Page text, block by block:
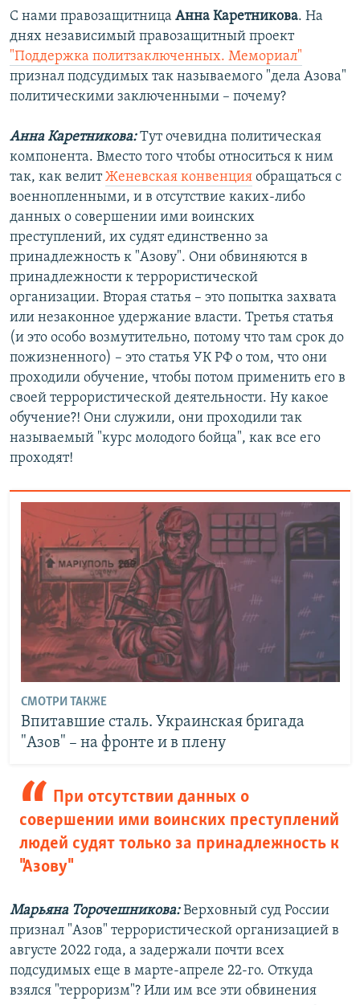
720p 1080p
720p
1080p
С нами правозащитница Анна Каретникова. На
днях независимый правозащитный проект
"Поддержка политзаключенных. Мемориал"
признал подсудимых так называемого "дела Азова"
политическими заключенными – почему?
Анна Каретникова:Тут очевидна политическая
компонента. Вместо того чтобы относиться к ним
так, как велитЖеневская конвенция обращаться с
военнопленными, и в отсутствие каких-либо
данных о совершении ими воинских
преступлений, их судят единственно за
принадлежность к "Азову". Они обвиняются в
принадлежности к террористической
организации. Вторая статья – это попытка захвата
или незаконное удержание власти. Третья статья
(и это особо возмутительно, потому что там срок до
пожизненного) – это статья УК РФ о том, что они
проходили обучение, чтобы потом применить его в
своей террористической деятельности. Ну какое
обучение?! Они служили, они проходили так
называемый "курс молодого бойца", как все его
проходят!
СМОТРИ ТАКЖЕ
Впитавшие сталь. Украинская бригада
"Азов" – на фронте и в плену
При отсутствии данных о
совершении ими воинских преступлений
людей судят только за принадлежность к
"Азову"
Марьяна Торочешникова:Верховный суд России
признал "Азов" террористической организацией в
августе 2022 года, а задержали почти всех
подсудимых еще в марте-апреле 22-го. Откуда
взялся "терроризм"? Или им все эти обвинения